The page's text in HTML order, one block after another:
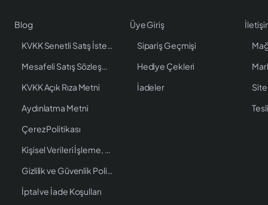
Blog
Mesafeli Satış Sözleşmesi
KVKK Açık Rıza Metni
Aydınlatma Metni
Çerez Politikası
İptal ve İade Koşulları
Üye Giriş
Sipariş Geçmişi
Hediye Çekleri
İadeler
Site